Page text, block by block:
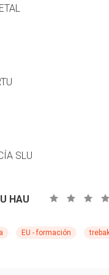
SLU
HAU
EU - formación